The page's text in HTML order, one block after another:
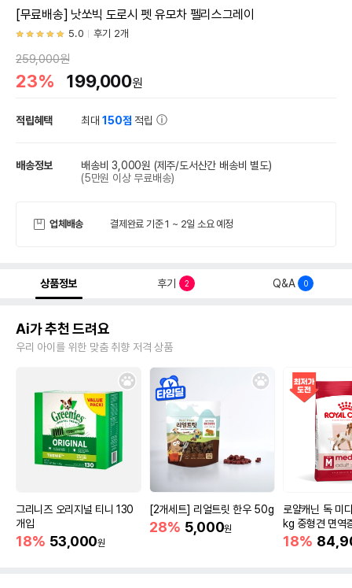
[무료배송] 낫쏘빅 도로시 펫 유모차 펠리스그레이
5.0 후기 2개
259,000원
23% 199,000원
적립혜택 최대150점 적립
배송정보 배송비 3,000원 (제주/도서산간 배송비 별도)
(5만원 이상 무료배송)
업체배송 결제완료 기준 1 ~ 2일 소요 예정
상품정보 후기 2 Q&A 0
Ai가 추천 드려요
우리 아이를 위한 맞춤 취향 저격 상품
그리니즈 오리지널 티니 130
개입
18% 53,000원
[2개세트] 리얼트릿 한우 50g
28% 5,000원
로얄캐닌 독 미
kg 중형견 면역
18%